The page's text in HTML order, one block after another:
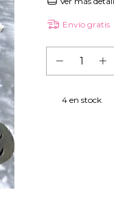
Envío gratis
4en stock